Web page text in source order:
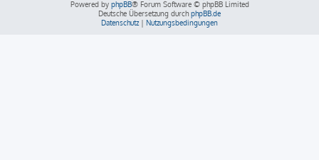
Powered by phpBB® Forum Software © phpBB Limited
Deutsche Übersetzung durch phpBB.de
Datenschutz | Nutzungsbedingungen